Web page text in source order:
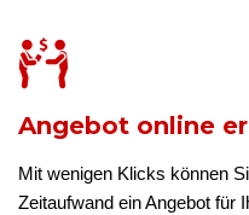
Angebot online
Mit wenigen Klicks können
Zeitaufwand ein Angebot für